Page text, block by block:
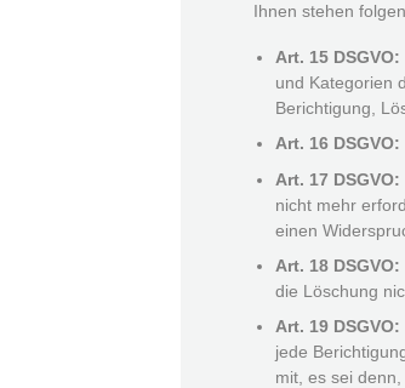
Ihnen stehen
Art. 15 DSGVO:
und Kategorien
Berichtigung,
Art. 16 DSGVO:
Art. 17 DSGVO:
nicht mehr
einen
Art. 18 DSGVO:
die Löschung
Art. 19 DSGVO:
jede
mit, es sei